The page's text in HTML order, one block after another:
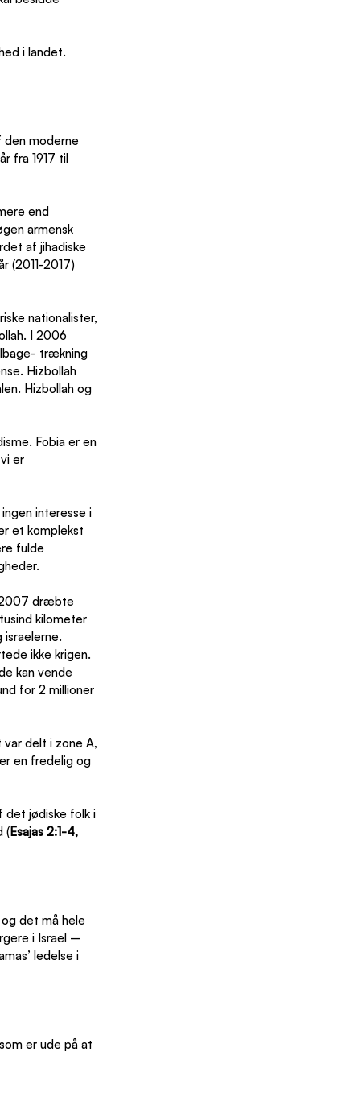
i landet.
moderne
fra 1917 til
end
armensk
af jihadiske
(2011-2017)
nationalister,
I 2006
trækning
Hizbollah
Hizbollah og
Fobia er en
er
interesse i
et komplekst
fulde
2007 dræbte
kilometer
ikke krigen.
kan vende
for 2 millioner
delt i zone A,
en fredelig og
det jødiske folk i
(Esajas 2:1-4,
det må hele
i Israel –
ledelse i
er ude på at